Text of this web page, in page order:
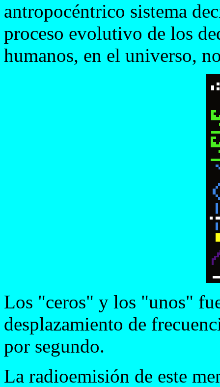
antropocéntrico sistema
proceso evolutivo de los
humanos, en el universo,
Los "ceros" y los "unos"
desplazamiento de
por segundo.
La radioemisión de este